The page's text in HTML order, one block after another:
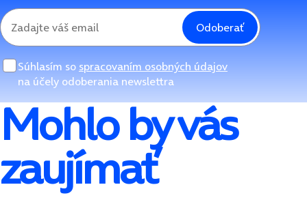
Odoberať
Súhlasím so spracovaním osobných údajov
na účely odoberania newslettra
Mohlo by vás
zaujímať